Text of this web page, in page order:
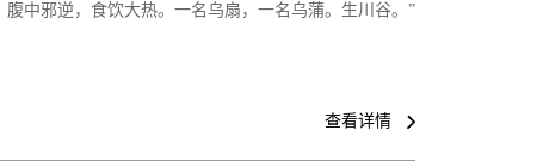
中邪逆，食饮大热。一名乌扇，一名乌蒲。生川谷。”
查看详情